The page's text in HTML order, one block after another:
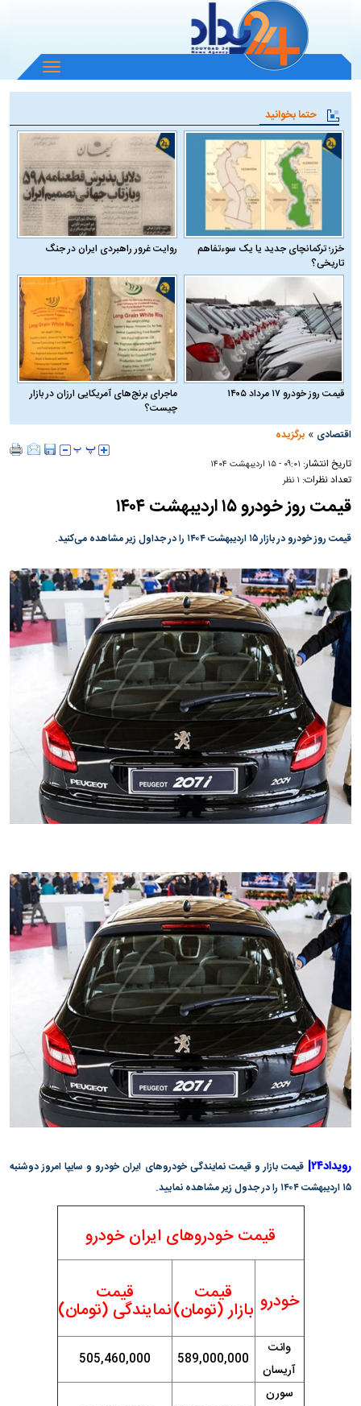
باز
و
منو
حتما بخوانید
خزر؛ ترکمانچای جدید یا یک سوءتفاهم
تاریخی؟
روایت غرور راهبردی ایران در جنگ
قیمت روز خودرو ۱۷ مرداد ۱۴۰۵
ماجرای برنج‌های آمریکایی ارزان در بازار
چیست؟
اقتصادی »برگزیده
تاریخ انتشار: ۰۹:۰۱ - ۱۵ ارديبهشت ۱۴۰۴
تعداد نظرات: ۱ نظر
قیمت روز خودرو ۱۵ اردیبهشت ۱۴۰۴
قیمت روز خودرو در بازار ۱۵ اردیبهشت ۱۴۰۴ را در جداول زیر مشاهده می‌کنید.
رویداد۲۴|
قیمت بازار و قیمت نمایندگی خودرو‌های ایران خودرو و سایپا امروز دوشنبه
۱۵ اردیبهشت ۱۴۰۴ را در جدول زیر مشاهده نمایید.
قیمت خودروهای ایران خودرو
خودرو قیمت
بازار (تومان)
قیمت
نمایندگی (تومان)
وانت
آریسان
589,000,000
505,460,000
سورن